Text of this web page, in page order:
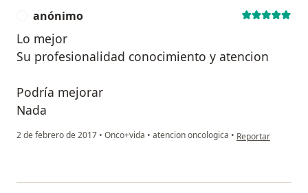
anónimo
Lo mejor
Su profesionalidad conocimiento y atencion
Podría mejorar
Nada
2 de febrero de 2017 • Onco+vida • atencion oncologica • en opinión del
Reportar